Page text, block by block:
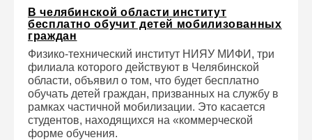
В челябинской области институт
бесплатно обучит детей мобилизованных
граждан
Физико-технический институт НИЯУ МИФИ, три
филиала которого действуют в Челябинской
области, объявил о том, что будет бесплатно
обучать детей граждан, призванных на службу в
рамках частичной мобилизации. Это касается
студентов, находящихся на «коммерческой
форме обучения.